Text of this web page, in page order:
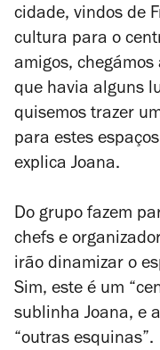
cidade, vindos de
cultura para o
amigos,
que havia alguns
quisemos trazer
para estes
explica Joana.
Do grupo fazem
chefs e
irão dinamizar o
Sim, este é um
sublinha Joana, e
“outras esquinas”.